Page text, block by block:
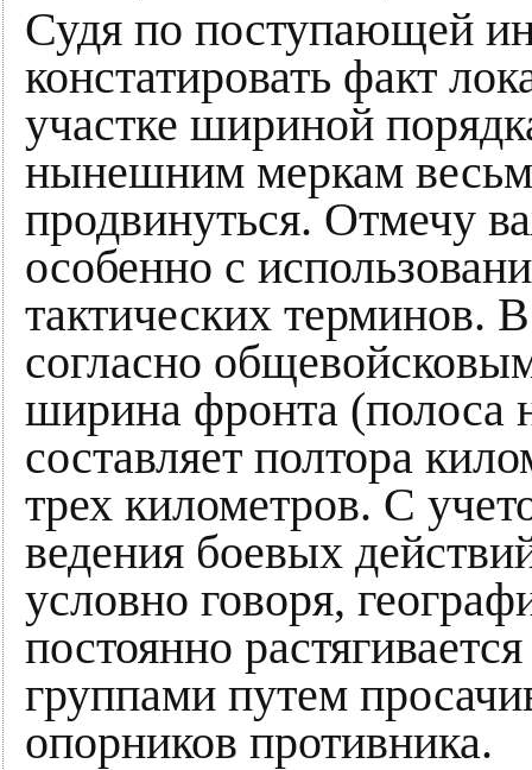
Судя по поступающей
констатировать факт
участке шириной
нынешним меркам
продвинуться. Отмечу
особенно с
тактических терминов.
согласно
ширина фронта (полоса
составляет полтора
трех километров. С
ведения боевых
условно говоря,
постоянно
группами путем
опорников противника.